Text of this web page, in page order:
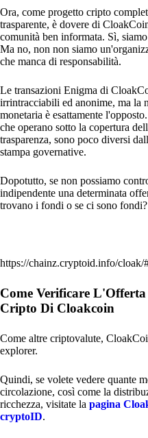
Ora, come progetto cripto
trasparente, è dovere di
comunità ben informata. Sì,
Ma no, non non siamo
che manca di responsabilità.
Le transazioni Enigma di
irrintracciabili ed anonime, ma la
monetaria è esattamente
che operano sotto la copertura
trasparenza, sono poco diversi
stampa governative.
Dopotutto, se non possiamo
indipendente una determinata
trovano i fondi o se ci sono fondi?
https://chainz.cryptoid.info/cloak/
Come Verificare
Cripto Di Cloakcoin
Come altre criptovalute,
explorer.
Quindi, se volete vedere quante
circolazione, così come la
ricchezza, visitate la pagina
cryptoID.